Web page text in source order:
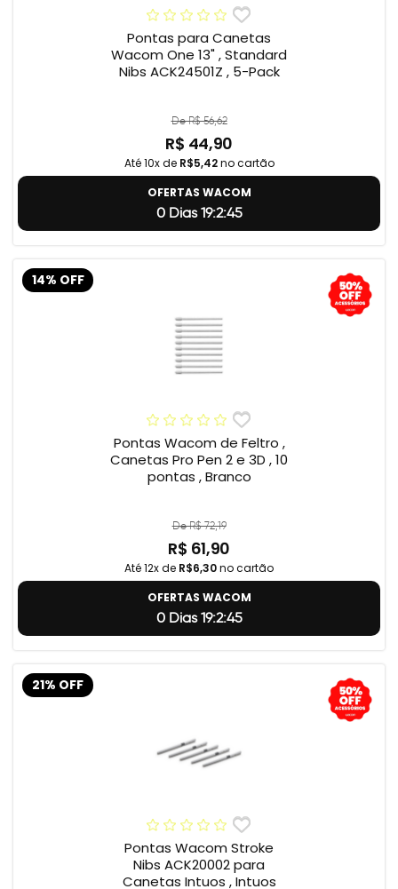
Pontas para Canetas
Wacom One 13" , Standard
Nibs ACK24501Z , 5-Pack
De R$ 56,62
R$ 44,90
Até 10x de R$5,42no cartão
OFERTAS WACOM
0 Dias 19:2:44
14% OFF
Pontas Wacom de Feltro ,
Canetas Pro Pen 2 e 3D , 10
pontas , Branco
De R$ 72,19
R$ 61,90
Até 12x de R$6,30no cartão
OFERTAS WACOM
0 Dias 19:2:44
21% OFF
Pontas Wacom Stroke
Nibs ACK20002 para
Canetas Intuos , Intuos